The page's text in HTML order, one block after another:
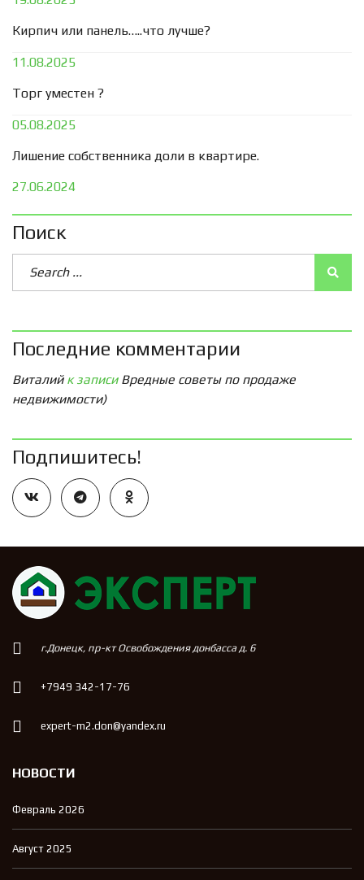
Кирпич или панель…..что лучше?
11.08.2025
Торг уместен ?
05.08.2025
Лишение собственника доли в квартире.
27.06.2024
Поиск
Последние комментарии
Виталийк записи Вредные советы по продаже
недвижимости)
Подпишитесь!
г.Донецк, пр-кт Освобождения донбасса д. 6
+7949 342-17-76
expert-m2.don@yandex.ru
НОВОСТИ
Февраль 2026
Август 2025